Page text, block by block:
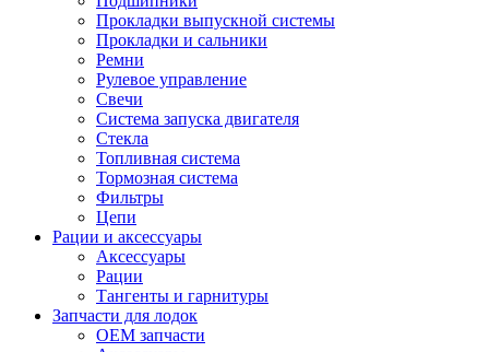
Прокладки выпускной системы
Прокладки и сальники
Ремни
Рулевое управление
Свечи
Система запуска двигателя
Стекла
Топливная система
Тормозная система
Фильтры
Цепи
Рации и аксессуары
Аксессуары
Рации
Тангенты и гарнитуры
Запчасти для лодок
OEM запчасти